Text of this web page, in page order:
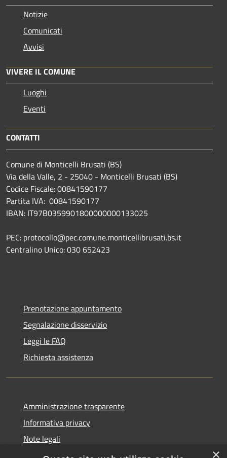
Notizie
Comunicati
Avvisi
VIVERE IL COMUNE
Luoghi
Eventi
CONTATTI
Comune di Monticelli Brusati (BS)
Via della Valle, 2 - 25040 - Monticelli Brusati (BS)
Codice Fiscale: 00841590177
Partita IVA: 00841590177
IBAN: IT97B0359901800000000133025
PEC: protocollo@pec.comune.monticellibrusati.bs.it
Centralino Unico: 030 652423
Prenotazione appuntamento
Segnalazione disservizio
Leggi le FAQ
Richiesta assistenza
Amministrazione trasparente
Informativa privacy
Note legali
Dichiarazione di accessibilità
×